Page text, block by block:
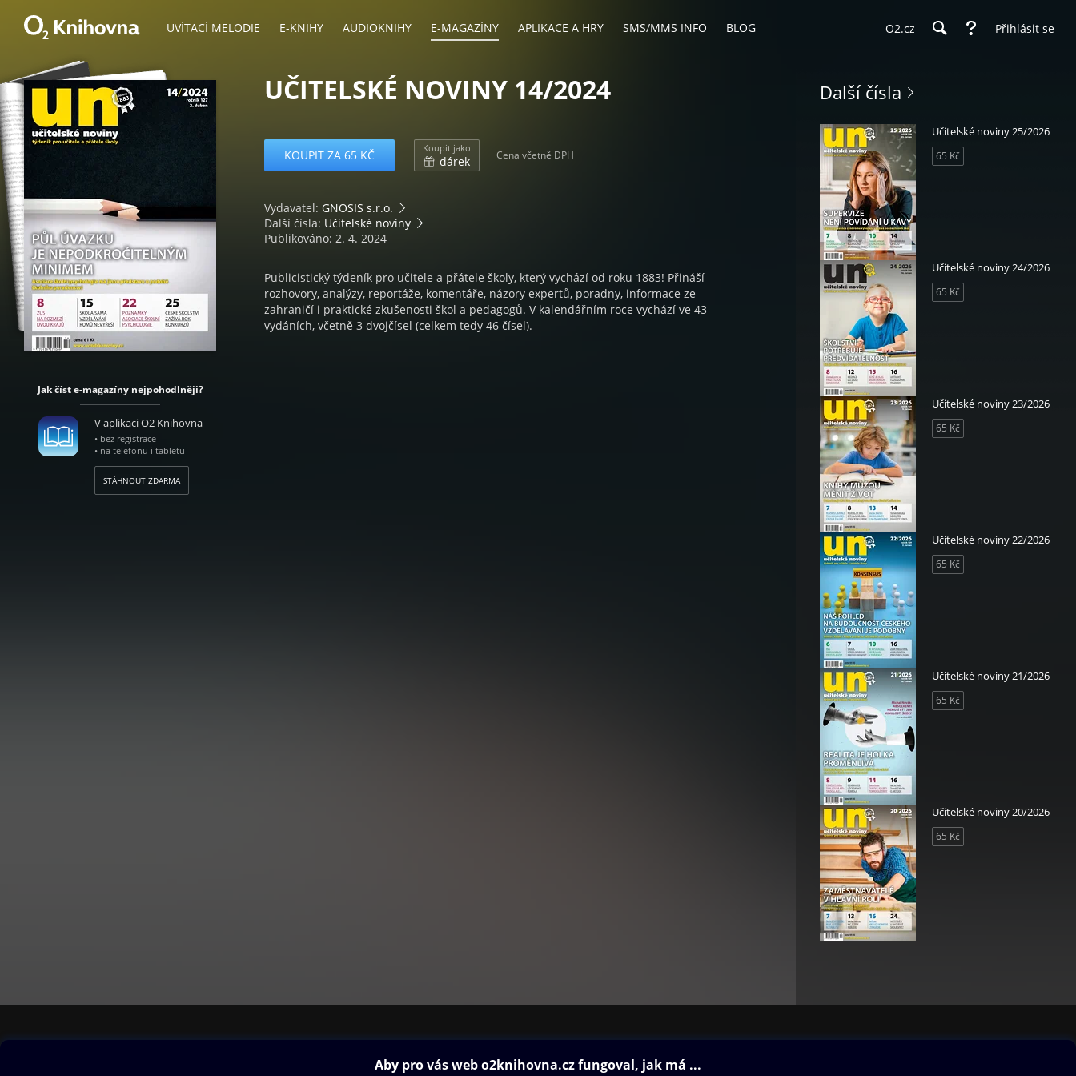
UVÍTACÍ MELODIE E-KNIHY AUDIOKNIHY E-MAGAZÍNY APLIKACE A HRY SMS/MMS INFO BLOG O2.cz Přihlásit se
Jak číst e-magazíny nejpohodlněji?
V aplikaci O2 Knihovna
• bez registrace
• na telefonu i tabletu
STÁHNOUT ZDARMA
UČITELSKÉ NOVINY 14/2024
KOUPIT ZA 65 KČ Koupit jako
dárek Cena včetně DPH
Vydavatel: GNOSIS s.r.o.
Další čísla: Učitelské noviny
Publikováno: 2. 4. 2024
Publicistický týdeník pro učitele a přátele školy, který vychází od roku 1883! Přináší
rozhovory, analýzy, reportáže, komentáře, názory expertů, poradny, informace ze
zahraničí i praktické zkušenosti škol a pedagogů. V kalendářním roce vychází ve 43
vydáních, včetně 3 dvojčísel (celkem tedy 46 čísel).
Další čísla
Učitelské noviny 25/2026
65 Kč
Učitelské noviny 24/2026
65 Kč
Učitelské noviny 23/2026
65 Kč
Učitelské noviny 22/2026
65 Kč
Učitelské noviny 21/2026
65 Kč
Učitelské noviny 20/2026
65 Kč